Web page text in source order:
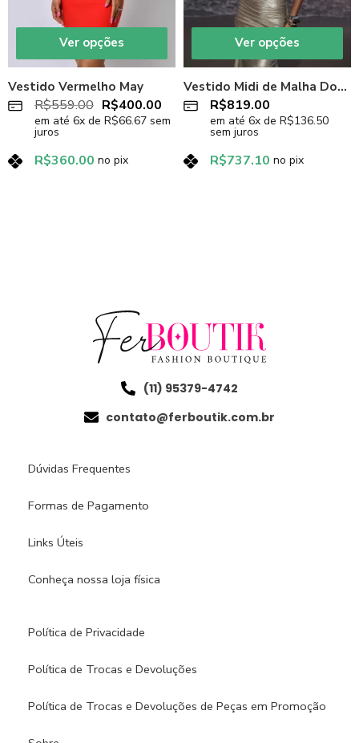
Ver opções
Vestido Vermelho May
R$559.00 R$400.00
em até 6x de R$66.67 sem
juros
R$360.00 no pix
Ver opções
Vestido Midi de Malha Dourada
R$819.00
em até 6x de R$136.50
sem juros
R$737.10 no pix
(11) 95379-4742
contato@ferboutik.com.br
Dúvidas Frequentes
Formas de Pagamento
Links Úteis
Conheça nossa loja física​
Política de Privacidade
Política de Trocas e Devoluções
Política de Trocas e Devoluções de Peças em Promoção